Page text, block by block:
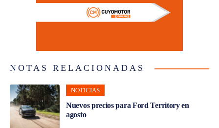
NOTAS RELACIONADAS
NOTICIAS
Nuevos precios para Ford Territory en
agosto